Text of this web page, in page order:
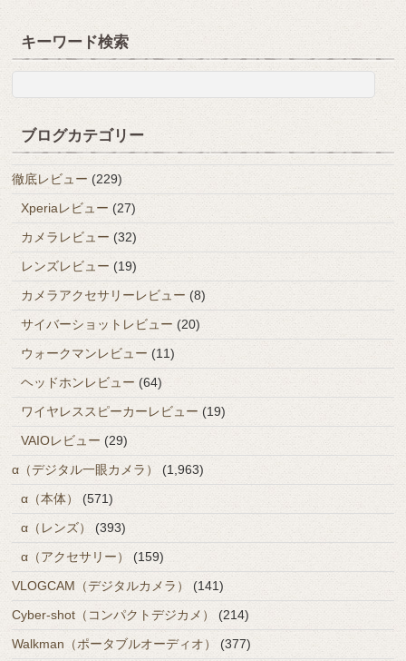
キーワード検索
ブログカテゴリー
徹底レビュー (229)
Xperiaレビュー (27)
カメラレビュー (32)
レンズレビュー (19)
カメラアクセサリーレビュー(8)
サイバーショットレビュー (20)
ウォークマンレビュー (11)
ヘッドホンレビュー (64)
ワイヤレススピーカーレビュー (19)
VAIOレビュー (29)
α（デジタル一眼カメラ）
(1,963)
α（本体）
(571)
α（レンズ）
(393)
α（アクセサリー）
(159)
VLOGCAM（デジタルカメラ）
(141)
Cyber-shot（コンパクトデジカメ）
(214)
Walkman（ポータブルオーディオ）
(377)